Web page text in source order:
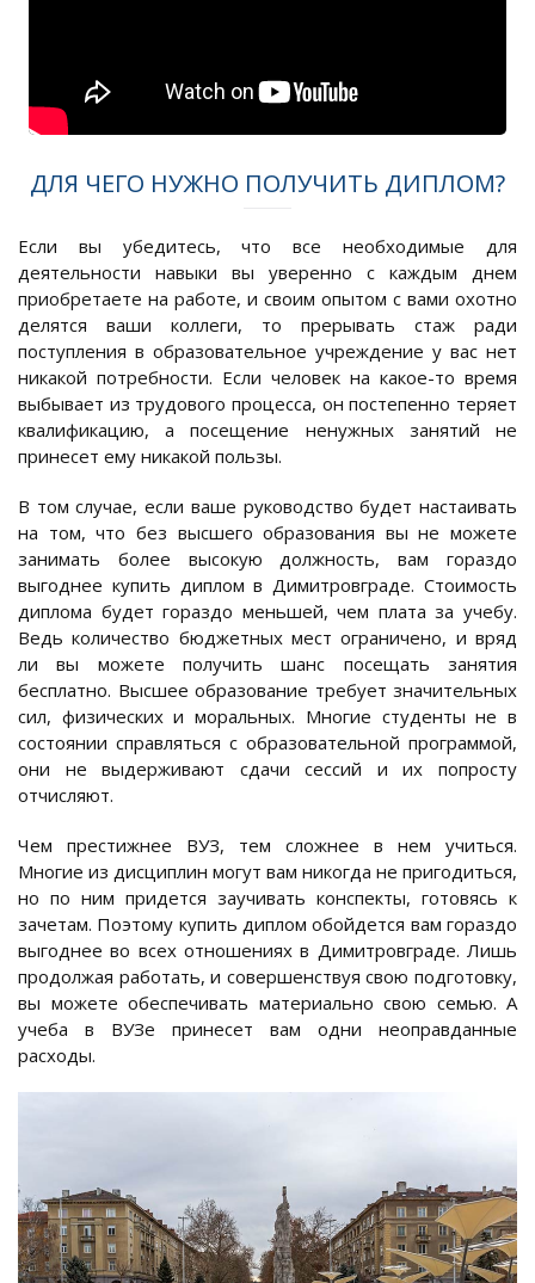
ДЛЯ ЧЕГО НУЖНО ПОЛУЧИТЬ ДИПЛОМ?
Если вы убедитесь, что все необходимые для
деятельности навыки вы уверенно с каждым днем
приобретаете на работе, и своим опытом с вами охотно
делятся ваши коллеги, то прерывать стаж ради
поступления в образовательное учреждение у вас нет
никакой потребности. Если человек на какое-то время
выбывает из трудового процесса, он постепенно теряет
квалификацию, а посещение ненужных занятий не
принесет ему никакой пользы.
В том случае, если ваше руководство будет настаивать
на том, что без высшего образования вы не можете
занимать более высокую должность, вам гораздо
выгоднее купить диплом в Димитровграде. Стоимость
диплома будет гораздо меньшей, чем плата за учебу.
Ведь количество бюджетных мест ограничено, и вряд
ли вы можете получить шанс посещать занятия
бесплатно. Высшее образование требует значительных
сил, физических и моральных. Многие студенты не в
состоянии справляться с образовательной программой,
они не выдерживают сдачи сессий и их попросту
отчисляют.
Чем престижнее ВУЗ, тем сложнее в нем учиться.
Многие из дисциплин могут вам никогда не пригодиться,
но по ним придется заучивать конспекты, готовясь к
зачетам. Поэтому купить диплом обойдется вам гораздо
выгоднее во всех отношениях в Димитровграде. Лишь
продолжая работать, и совершенствуя свою подготовку,
вы можете обеспечивать материально свою семью. А
учеба в ВУЗе принесет вам одни неоправданные
расходы.